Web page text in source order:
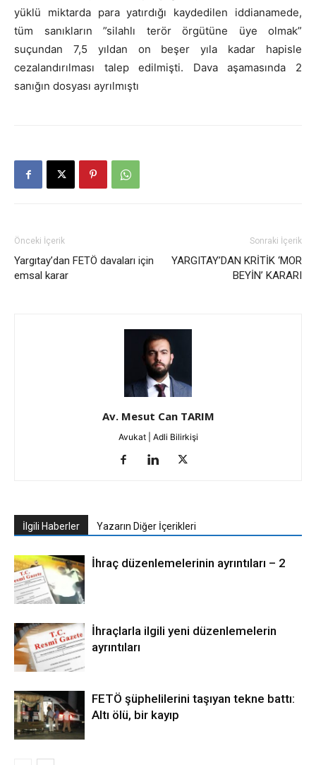
yüklü miktarda para yatırdığı kaydedilen iddianamede,
tüm sanıkların ”silahlı terör örgütüne üye olmak”
suçundan 7,5 yıldan on beşer yıla kadar hapisle
cezalandırılması talep edilmişti. Dava aşamasında 2
sanığın dosyası ayrılmıştı
Önceki İçerik
Yargıtay’dan FETÖ davaları için
emsal karar
Sonraki İçerik
YARGITAY’DAN KRİTİK ‘MOR
BEYİN’ KARARI
Av. Mesut Can TARIM
Avukat | Adli Bilirkişi
İlgili Haberler Yazarın Diğer İçerikleri
İhraç düzenlemelerinin ayrıntıları – 2
İhraçlarla ilgili yeni düzenlemelerin
ayrıntıları
FETÖ şüphelilerini taşıyan tekne battı:
Altı ölü, bir kayıp